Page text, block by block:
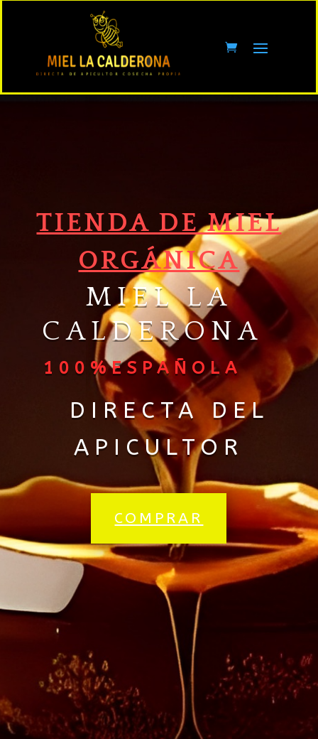
TIENDA DE MIEL
ORGÁNICA
MIEL LA
CALDERONA
100%ESPAÑOLA
DIRECTA DEL
APICULTOR
COMPRAR